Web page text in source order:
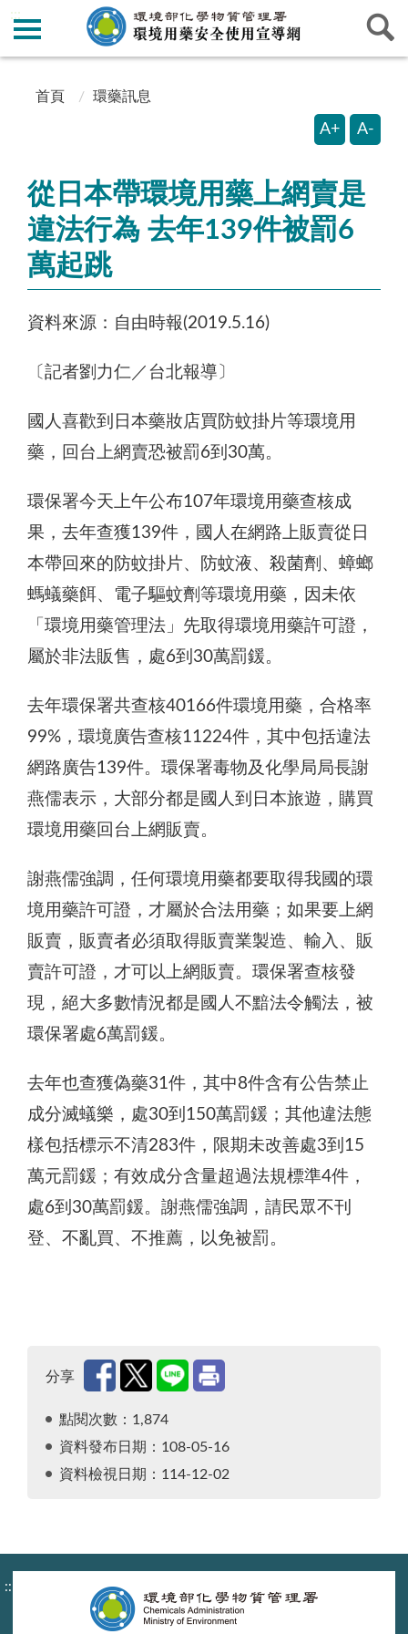
:::
:::
首頁 環藥訊息
A+ A-
從日本帶環境用藥上網賣是
違法行為 去年139件被罰6
萬起跳
資料來源：自由時報(2019.5.16)
〔記者劉力仁／台北報導〕
國人喜歡到日本藥妝店買防蚊掛片等環境用
藥，回台上網賣恐被罰6到30萬。
環保署今天上午公布107年環境用藥查核成
果，去年查獲139件，國人在網路上販賣從日
本帶回來的防蚊掛片、防蚊液、殺菌劑、蟑螂
螞蟻藥餌、電子驅蚊劑等環境用藥，因未依
「環境用藥管理法」先取得環境用藥許可證，
屬於非法販售，處6到30萬罰鍰。
去年環保署共查核40166件環境用藥，合格率
99%，環境廣告查核11224件，其中包括違法
網路廣告139件。環保署毒物及化學局局長謝
燕儒表示，大部分都是國人到日本旅遊，購買
環境用藥回台上網販賣。
謝燕儒強調，任何環境用藥都要取得我國的環
境用藥許可證，才屬於合法用藥；如果要上網
販賣，販賣者必須取得販賣業製造、輸入、販
賣許可證，才可以上網販賣。環保署查核發
現，絕大多數情況都是國人不黯法令觸法，被
環保署處6萬罰鍰。
去年也查獲偽藥31件，其中8件含有公告禁止
成分滅蟻樂，處30到150萬罰鍰；其他違法態
樣包括標示不清283件，限期未改善處3到15
萬元罰鍰；有效成分含量超過法規標準4件，
處6到30萬罰鍰。謝燕儒強調，請民眾不刊
登、不亂買、不推薦，以免被罰。
分享
點閱次數：1,874
資料發布日期：108-05-16
資料檢視日期：114-12-02
:::